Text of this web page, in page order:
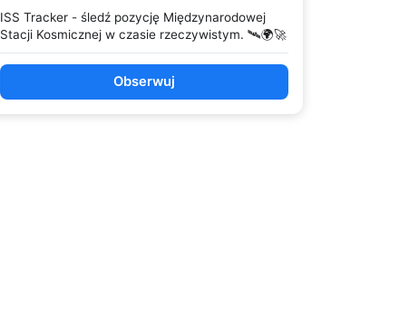
ISS Tracker - śledź pozycję Międzynarodowej
Stacji Kosmicznej w czasie rzeczywistym. 🛰️🌍🚀
Obserwuj